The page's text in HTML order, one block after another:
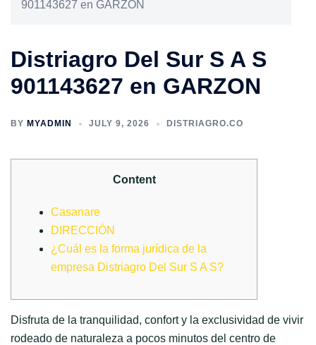
901143627 en GARZON
Distriagro Del Sur S A S
901143627 en GARZON
BY MYADMIN JULY 9, 2026 DISTRIAGRO.CO
Content
Casanare
DIRECCIÓN
¿Cuál es la forma jurídica de la
empresa Distriagro Del Sur S A S?
Disfruta de la tranquilidad, confort y la exclusividad de vivir
rodeado de naturaleza a pocos minutos del centro de